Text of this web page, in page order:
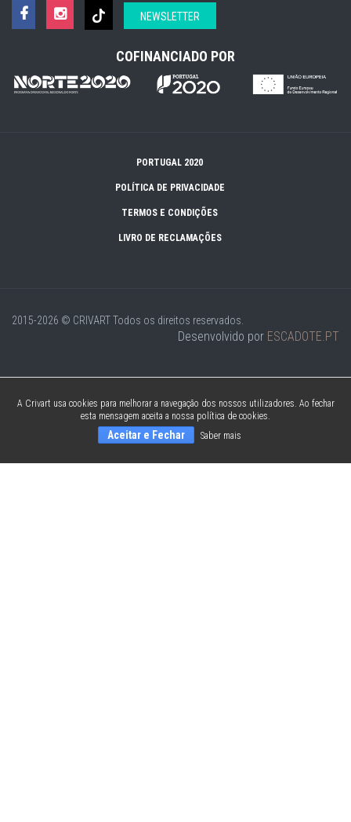
NEWSLETTER
COFINANCIADO POR
PORTUGAL 2020
POLÍTICA DE PRIVACIDADE
TERMOS E CONDIÇÕES
LIVRO DE RECLAMAÇÕES
2015-2026 © CRIVARTTodos os direitos reservados.
Desenvolvido por ESCADOTE.PT
A Crivart usa cookies para melhorar a navegação dos nossos utilizadores. Ao fechar
esta mensagem aceita a nossa política de cookies.
Aceitar e Fechar Saber mais